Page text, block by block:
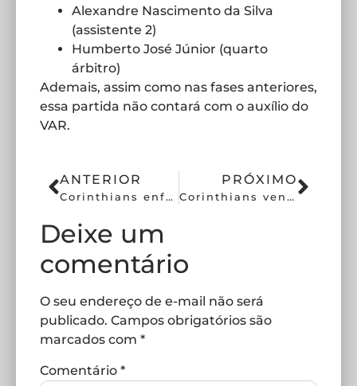
Alexandre Nascimento da Silva
(assistente 2)
Humberto José Júnior (quarto
árbitro)
Ademais, assim como nas fases anteriores,
essa partida não contará com o auxílio do
VAR.
ANTERIOR
Corinthians enfrenta Velo Clube pela segunda rodada do Paulistão
PRÓXIMO
Corinthians vence Velo Clube na primeira partida em casa de 2025
Deixe um
comentário
O seu endereço de e-mail não será
publicado. Campos obrigatórios são
marcados com *
Comentário *